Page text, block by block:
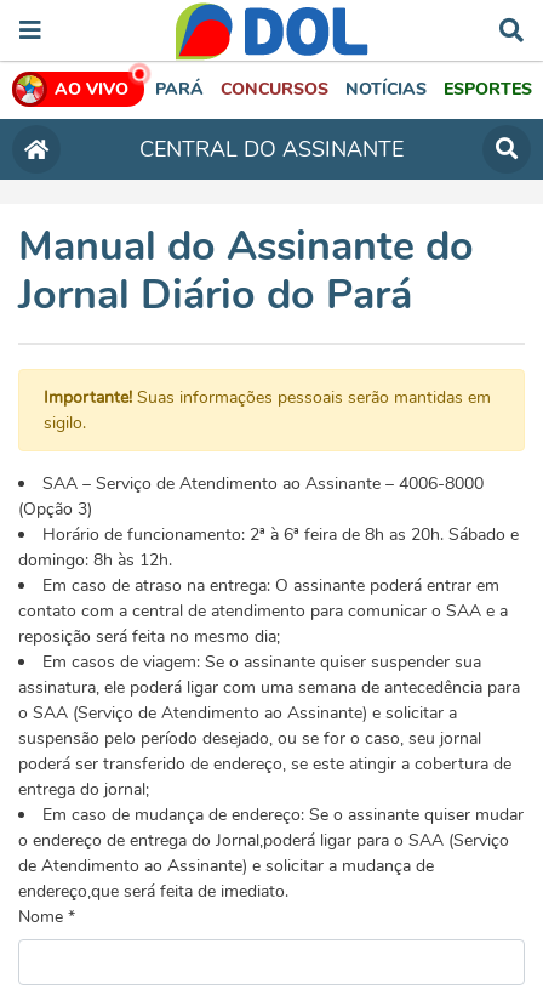
AO VIVO PARÁ CONCURSOS NOTÍCIAS ESPORTES
CENTRAL DO ASSINANTE
Manual do Assinante do
Jornal Diário do Pará
Importante! Suas informações pessoais serão mantidas em
sigilo.
SAA – Serviço de Atendimento ao Assinante – 4006-8000
(Opção 3)
Horário de funcionamento: 2ª à 6ª feira de 8h as 20h. Sábado e
domingo: 8h às 12h.
Em caso de atraso na entrega: O assinante poderá entrar em
contato com a central de atendimento para comunicar o SAA e a
reposição será feita no mesmo dia;
Em casos de viagem: Se o assinante quiser suspender sua
assinatura, ele poderá ligar com uma semana de antecedência para
o SAA (Serviço de Atendimento ao Assinante) e solicitar a
suspensão pelo período desejado, ou se for o caso, seu jornal
poderá ser transferido de endereço, se este atingir a cobertura de
entrega do jornal;
Em caso de mudança de endereço: Se o assinante quiser mudar
o endereço de entrega do Jornal,poderá ligar para o SAA (Serviço
de Atendimento ao Assinante) e solicitar a mudança de
endereço,que será feita de imediato.
Nome *